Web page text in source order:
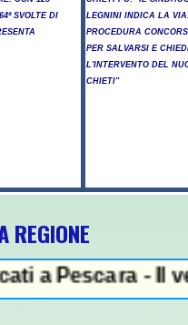
SVOLTE DI
LEGNINI INDICA LA
PROCEDURA
PER SALVARSI E
L'INTERVENTO DEL
CHIETI"
REGIONE
- Il vento
NEWS IN